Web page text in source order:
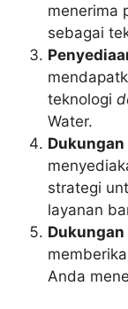
menerima
sebagai
teknologi
Water.
Dukungan
strategi
layanan
Anda